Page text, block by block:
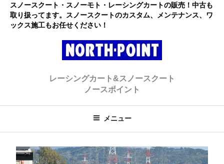
プ
スノースクート・スノーモト・レーシングカートの販売！中古も
取り扱ってます。スノースクートのカスタム、メンテナンス、ワ
ックス施工もお任せください！
ト ノースポイント
レーシングカート&スノースクート
ノースポイント
メニュー